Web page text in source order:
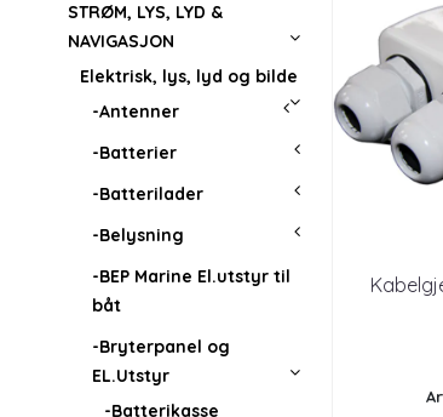
STRØM, LYS, LYD &
NAVIGASJON
Elektrisk, lys, lyd og bilde
-Antenner
-Batterier
-Batterilader
-Belysning
-BEP Marine El.utstyr til
båt
-Bryterpanel og
EL.Utstyr
-Batterikasse